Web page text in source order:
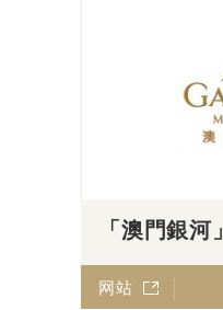
「澳門銀河」
网站